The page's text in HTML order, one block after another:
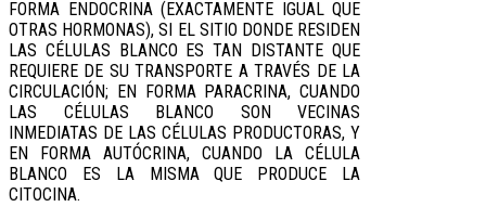
FORMA ENDOCRINA (EXACTAMENTE IGUAL QUE
OTRAS HORMONAS), SI EL SITIO DONDE RESIDEN
LAS CÉLULAS BLANCO ES TAN DISTANTE QUE
REQUIERE DE SU TRANSPORTE A TRAVÉS DE LA
CIRCULACIÓN; EN FORMA PARACRINA, CUANDO
LAS CÉLULAS BLANCO SON VECINAS
INMEDIATAS DE LAS CÉLULAS PRODUCTORAS, Y
EN FORMA AUTÓCRINA, CUANDO LA CÉLULA
BLANCO ES LA MISMA QUE PRODUCE LA
CITOCINA.